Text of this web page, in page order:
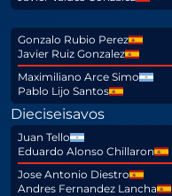
Gonzalo Rubio Perez
Javier Ruiz Gonzalez
Maximiliano Arce Simo
Pablo Lijo Santos
Dieciseisavos
Juan Tello
Eduardo Alonso Chillaron
Jose Antonio Diestro
Andres Fernandez Lancha